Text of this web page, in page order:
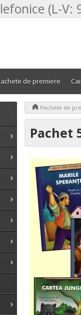
(L-V:
de premiere
Pachete de
Pachet